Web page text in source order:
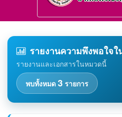
รายงานความพึงพอใจใ
รายงานและเอกสารในหมวดนี้
พบทั้งหมด 3 รายการ